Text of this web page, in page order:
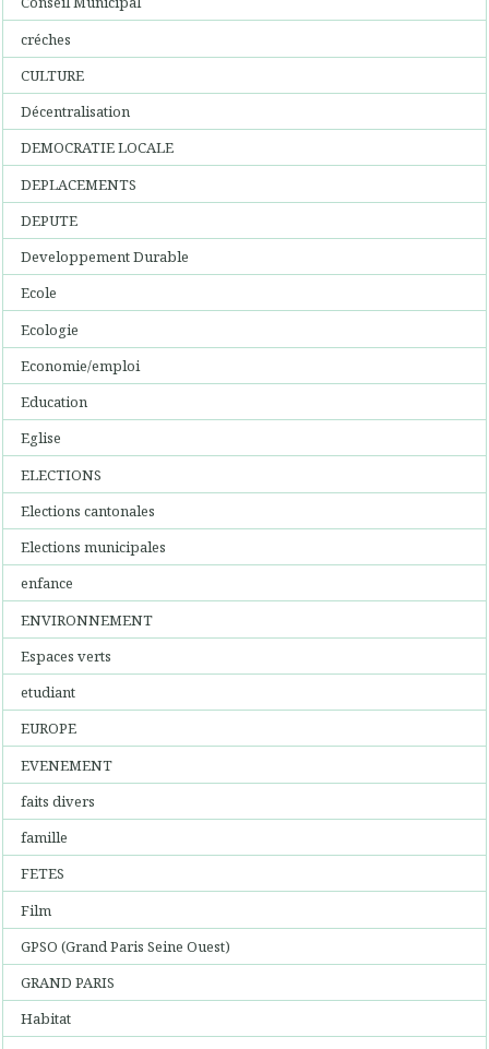
créches
CULTURE
Décentralisation
DEMOCRATIE LOCALE
DEPLACEMENTS
DEPUTE
Developpement Durable
Ecole
Ecologie
Economie/emploi
Education
Eglise
ELECTIONS
Elections cantonales
Elections municipales
enfance
ENVIRONNEMENT
Espaces verts
etudiant
EUROPE
EVENEMENT
faits divers
famille
FETES
Film
GPSO (Grand Paris Seine Ouest)
GRAND PARIS
Habitat